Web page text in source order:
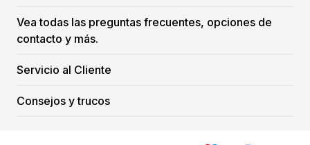
Vea todas las preguntas frecuentes, opciones de
contacto y más.
Servicio al Cliente
Consejos y trucos